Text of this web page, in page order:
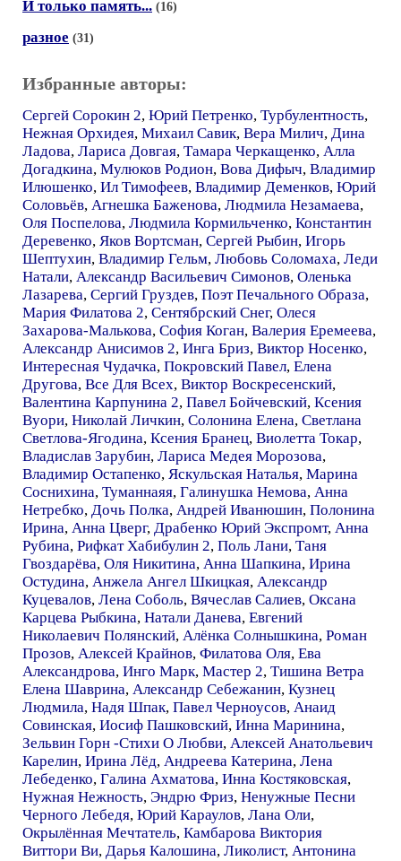
И только память... (16)
разное (31)
Избранные авторы:
Сергей Сорокин 2, Юрий Петренко, Турбулентность,
Нежная Орхидея, Михаил Савик, Вера Милич, Дина
Ладова, Лариса Довгая, Тамара Черкащенко, Алла
Догадкина, Мулюков Родион, Вова Дифыч, Владимир
Илюшенко, Ил Тимофеев, Владимир Деменков, Юрий
Соловьёв, Агнешка Баженова, Людмила Незамаева,
Оля Поспелова, Людмила Кормильченко, Константин
Деревенко, Яков Вортсман, Сергей Рыбин, Игорь
Шептухин, Владимир Гельм, Любовь Соломаха, Леди
Натали, Александр Васильевич Симонов, Оленька
Лазарева, Сергий Груздев, Поэт Печального Образа,
Мария Филатова 2, Сентябрский Снег, Олеся
Захарова-Малькова, София Коган, Валерия Еремеева,
Александр Анисимов 2, Инга Бриз, Виктор Носенко,
Интересная Чудачка, Покровский Павел, Елена
Другова, Все Для Всех, Виктор Воскресенский,
Валентина Карпунина 2, Павел Бойчевский, Ксения
Вуори, Николай Личкин, Солонина Елена, Светлана
Светлова-Ягодина, Ксения Бранец, Виолетта Токар,
Владислав Зарубин, Лариса Медея Морозова,
Владимир Остапенко, Яскульская Наталья, Марина
Соснихина, Туманнаяя, Галинушка Немова, Анна
Нетребко, Дочь Полка, Андрей Иванюшин, Полонина
Ирина, Анна Цверг, Драбенко Юрий Экспромт, Анна
Рубина, Рифкат Хабибулин 2, Поль Лани, Таня
Гвоздарёва, Оля Никитина, Анна Шапкина, Ирина
Остудина, Анжела Ангел Шкицкая, Александр
Куцевалов, Лена Соболь, Вячеслав Салиев, Оксана
Карцева Рыбкина, Натали Данева, Евгений
Николаевич Полянский, Алёнка Солнышкина, Роман
Прозов, Алексей Крайнов, Филатова Оля, Ева
Александрова, Инго Марк, Мастер 2, Тишина Ветра
Елена Шаврина, Александр Себежанин, Кузнец
Людмила, Надя Шпак, Павел Черноусов, Анаид
Совинская, Иосиф Пашковский, Инна Маринина,
Зельвин Горн -Стихи О Любви, Алексей Анатольевич
Карелин, Ирина Лёд, Андреева Катерина, Лена
Лебеденко, Галина Ахматова, Инна Костяковская,
Нужная Нежность, Эндрю Фриз, Ненужные Песни
Черного Лебедя, Юрий Караулов, Лана Оли,
Окрылённая Мечтатель, Камбарова Виктория
Виттори Ви, Дарья Калошина, Ликолист, Антонина